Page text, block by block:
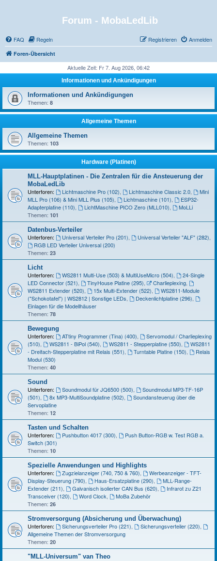
Forum - MobaLedLib
FAQ Regeln Anmelden
Registrieren
Foren-Übersicht
Aktuelle Zeit: Fr 7. Aug 2026, 06:42
Informationen und Ankündigungen
Informationen und Ankündigungen
Themen: 8
Allgemeine Themen
Allgemeine Themen
Themen: 103
Hardware (Platinen)
MLL-Hauptplatinen - Die Zentralen für die Ansteuerung der
MobaLedLib
Unterforen: Lichtmaschine Pro (102) Lichtmaschine Classic 2.0,
Mini
MLL Pro (106) & Mini MLL Plus (105)
Lichtmaschine (101)
ESP32-
Adapterplatine (110)
LichtMaschine PICO Zero (MLL010)
MoLLi
Themen: 101
Datenbus-Verteiler
Unterforen: Universal Verteiler Pro (201) Universal Verteiler "ALF" (282)
RGB LED Verteiler Universal (200)
Themen: 23
Licht
Unterforen: WS2811 Multi-Use (503) & MultiUseMicro (504)
24-Single
LED Connector (521)
TinyHouse Platine (295) Charlieplexing,
WS2811 Extender (520)
15x Multi-Extender (522)
WS2811-Module
("Schokotafel") | WS2812 | Sonstige LEDs
Deckenlichtplatine (296)
Einlagen für die Modellhäuser
Themen: 78
Bewegung
Unterforen: ATtiny Programmer (Tina) (400)
Servomodul / Charlieplexing
(510)
WS2811 - BiPol (540) WS2811 - Stepperplatine (550)
WS2811
- Dreifach-Stepperplatine mit Relais (551)
Turntable Platine (150)
Relais
Modul (530)
Themen: 40
Sound
Unterforen: Soundmodul für JQ6500 (500)
Soundmodul MP3-TF-16P
(501)
8x MP3-MultiSoundplatine (502)
Soundansteuerug über die
Servoplatine
Themen: 12
Tasten und Schalten
Unterforen: Pushbutton 4017 (300)
Push Button-RGB w. Test RGB a.
Switch (301)
Themen: 10
Spezielle Anwendungen und Highlights
Unterforen: Zugzielanzeiger (740, 750 & 760)
Werbeanzeiger - TFT-
Display-Steuerung (790)
Haus-Ersatzplatine (290)
MLL-Range-
Extender (211)
Galvanisch isolierter CAN Bus (620)
Infrarot zu Z21
Transceiver (120)
Word Clock
MoBa Zubehör
Themen: 26
Stromversorgung (Absicherung und Überwachung)
Unterforen: Sicherungsverteiler Pro (221) Sicherungsverteiler (220)
Allgemeine Themen der Stromversorgung
Themen: 20
"MLL-Universum" van Theo